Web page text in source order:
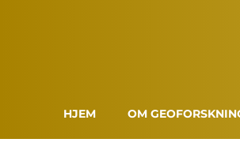
HJEM OM